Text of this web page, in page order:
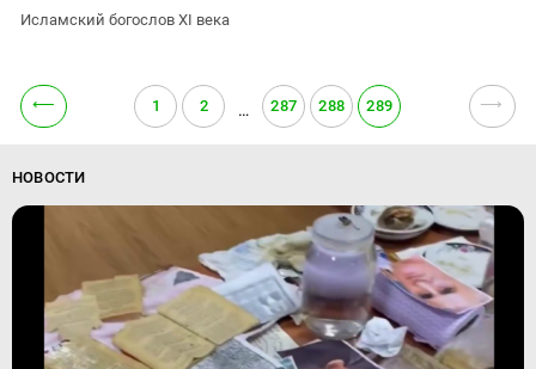
Исламский богослов XI века
⟵ 1 2 … 287 288 289 ⟶
НОВОСТИ